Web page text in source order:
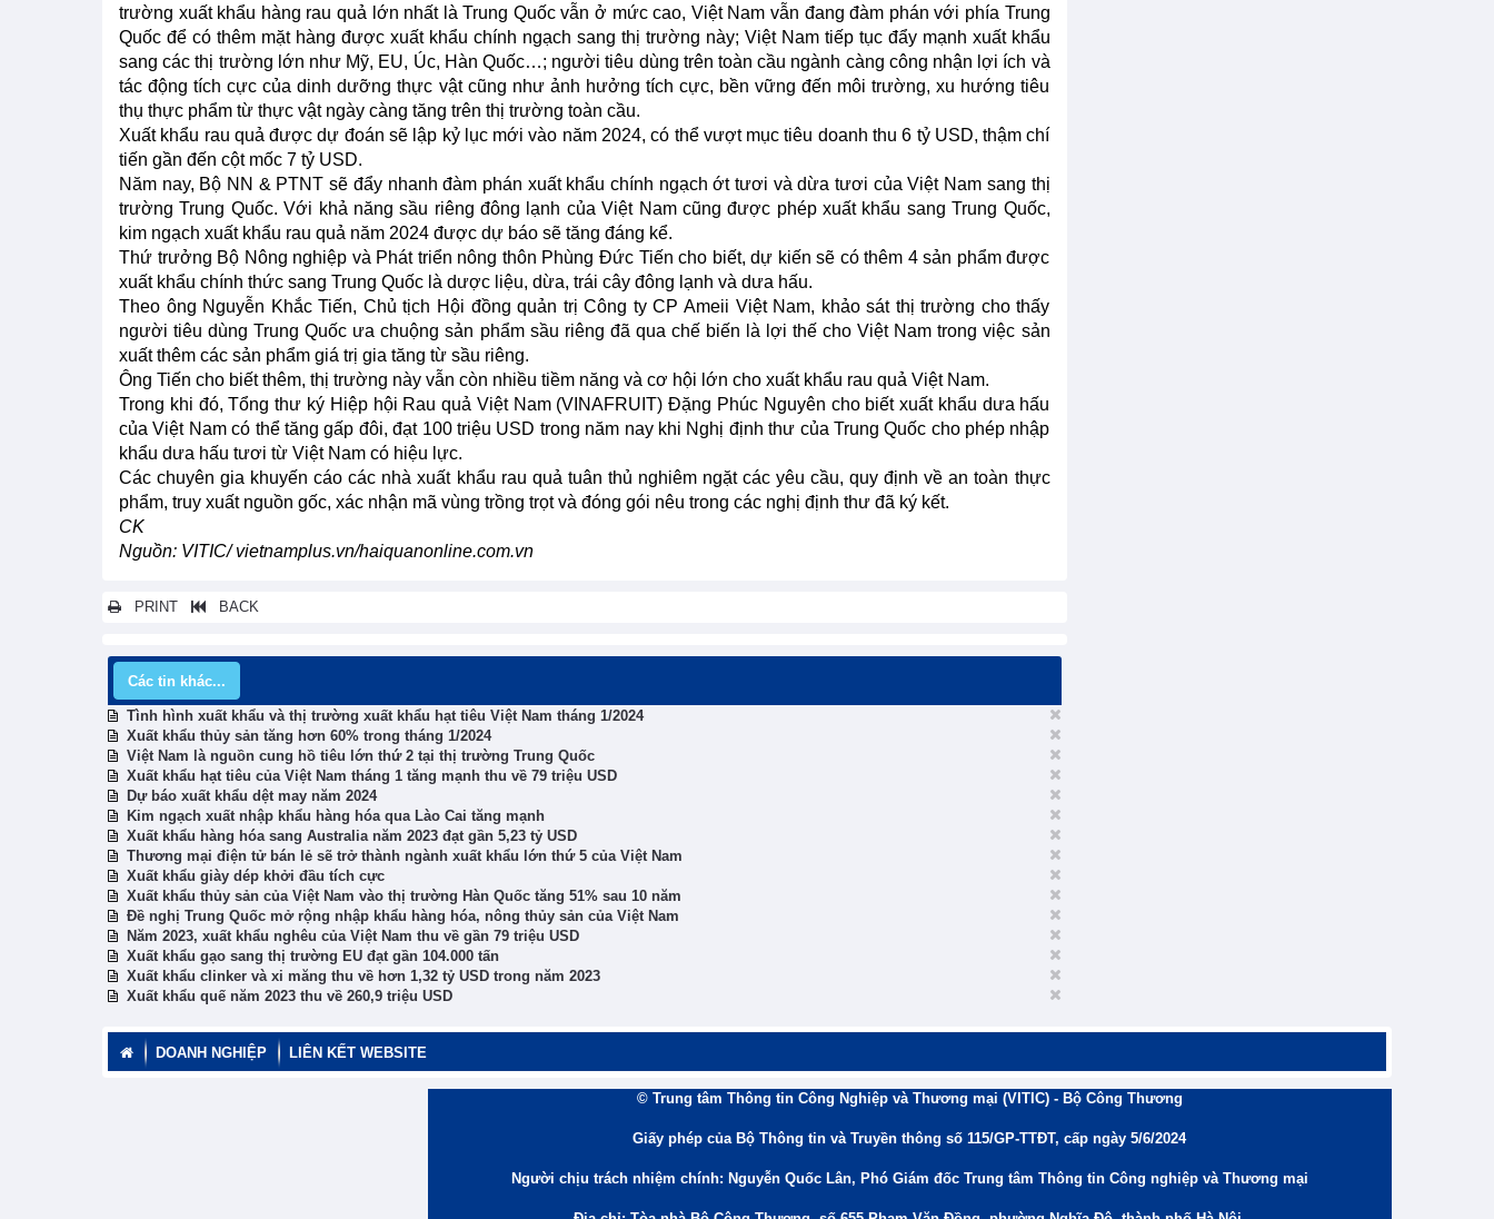
trường xuất khẩu hàng rau quả lớn nhất là Trung Quốc vẫn ở mức cao, Việt Nam vẫn đang đàm phán với phía Trung
Quốc để có thêm mặt hàng được xuất khẩu chính ngạch sang thị trường này; Việt Nam tiếp tục đẩy mạnh xuất khẩu
sang các thị trường lớn như Mỹ, EU, Úc, Hàn Quốc…; người tiêu dùng trên toàn cầu ngành càng công nhận lợi ích và
tác động tích cực của dinh dưỡng thực vật cũng như ảnh hưởng tích cực, bền vững đến môi trường, xu hướng tiêu
thụ thực phẩm từ thực vật ngày càng tăng trên thị trường toàn cầu.
Xuất khẩu rau quả được dự đoán sẽ lập kỷ lục mới vào năm 2024, có thể vượt mục tiêu doanh thu 6 tỷ USD, thậm chí
tiến gần đến cột mốc 7 tỷ USD.
Năm nay, Bộ NN & PTNT sẽ đẩy nhanh đàm phán xuất khẩu chính ngạch ớt tươi và dừa tươi của Việt Nam sang thị
trường Trung Quốc. Với khả năng sầu riêng đông lạnh của Việt Nam cũng được phép xuất khẩu sang Trung Quốc,
kim ngạch xuất khẩu rau quả năm 2024 được dự báo sẽ tăng đáng kể.
Thứ trưởng Bộ Nông nghiệp và Phát triển nông thôn Phùng Đức Tiến cho biết, dự kiến sẽ có thêm 4 sản phẩm được
xuất khẩu chính thức sang Trung Quốc là dược liệu, dừa, trái cây đông lạnh và dưa hấu.
Theo ông Nguyễn Khắc Tiến, Chủ tịch Hội đồng quản trị Công ty CP Ameii Việt Nam, khảo sát thị trường cho thấy
người tiêu dùng Trung Quốc ưa chuộng sản phẩm sầu riêng đã qua chế biến là lợi thế cho Việt Nam trong việc sản
xuất thêm các sản phẩm giá trị gia tăng từ sầu riêng.
Ông Tiến cho biết thêm, thị trường này vẫn còn nhiều tiềm năng và cơ hội lớn cho xuất khẩu rau quả Việt Nam.
Trong khi đó, Tổng thư ký Hiệp hội Rau quả Việt Nam (VINAFRUIT) Đặng Phúc Nguyên cho biết xuất khẩu dưa hấu
của Việt Nam có thể tăng gấp đôi, đạt 100 triệu USD trong năm nay khi Nghị định thư của Trung Quốc cho phép nhập
khẩu dưa hấu tươi từ Việt Nam có hiệu lực.
Các chuyên gia khuyến cáo các nhà xuất khẩu rau quả tuân thủ nghiêm ngặt các yêu cầu, quy định về an toàn thực
phẩm, truy xuất nguồn gốc, xác nhận mã vùng trồng trọt và đóng gói nêu trong các nghị định thư đã ký kết.
CK
Nguồn: VITIC/ vietnamplus.vn/haiquanonline.com.vn
PRINT BACK
Các tin khác...
Tình hình xuất khẩu và thị trường xuất khẩu hạt tiêu Việt Nam tháng 1/2024
Xuất khẩu thủy sản tăng hơn 60% trong tháng 1/2024
Việt Nam là nguồn cung hồ tiêu lớn thứ 2 tại thị trường Trung Quốc
Xuất khẩu hạt tiêu của Việt Nam tháng 1 tăng mạnh thu về 79 triệu USD
Dự báo xuất khẩu dệt may năm 2024
Kim ngạch xuất nhập khẩu hàng hóa qua Lào Cai tăng mạnh
Xuất khẩu hàng hóa sang Australia năm 2023 đạt gần 5,23 tỷ USD
Thương mại điện tử bán lẻ sẽ trở thành ngành xuất khẩu lớn thứ 5 của Việt Nam
Xuất khẩu giày dép khởi đầu tích cực
Xuất khẩu thủy sản của Việt Nam vào thị trường Hàn Quốc tăng 51% sau 10 năm
Đề nghị Trung Quốc mở rộng nhập khẩu hàng hóa, nông thủy sản của Việt Nam
Năm 2023, xuất khẩu nghêu của Việt Nam thu về gần 79 triệu USD
Xuất khẩu gạo sang thị trường EU đạt gần 104.000 tấn
Xuất khẩu clinker và xi măng thu về hơn 1,32 tỷ USD trong năm 2023
Xuất khẩu quế năm 2023 thu về 260,9 triệu USD
DOANH NGHIỆP LIÊN KẾT WEBSITE
© Trung tâm Thông tin Công Nghiệp và Thương mại (VITIC) - Bộ Công Thương
Giấy phép của Bộ Thông tin và Truyền thông số 115/GP-TTĐT, cấp ngày 5/6/2024
Người chịu trách nhiệm chính: Nguyễn Quốc Lân, Phó Giám đốc Trung tâm Thông tin Công nghiệp và Thương mại